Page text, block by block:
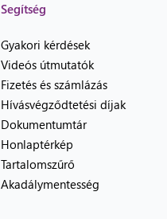
Segítség
Gyakori kérdések
Videós útmutatók
Fizetés és számlázás
Hívásvégződtetési díjak
Dokumentumtár
Honlaptérkép
Tartalomszűrő
Akadálymentesség